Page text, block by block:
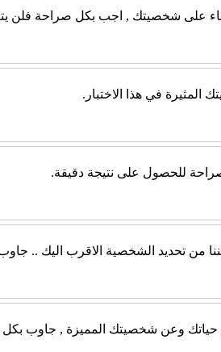
على شخصيتك , اجب بكل صراحة فلن
للحصول على نتيجة دقيقة.
من تحديد الشخصية الاقرب اليك ..
حياتك وعن شخصيتك المميزة , جاوب